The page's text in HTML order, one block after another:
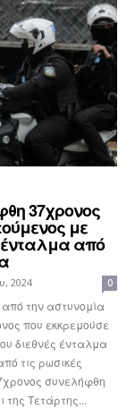
37χρονος
με
ένταλμα από
2024 0
την αστυνομία
που εκκρεμούσε
διεθνές ένταλμα
τις ρωσικές
της Τετάρτης...